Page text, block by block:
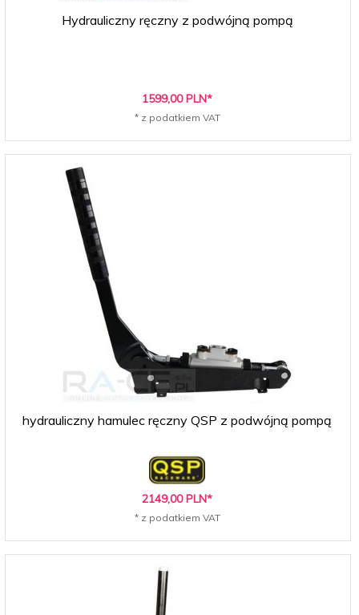
Hydrauliczny ręczny z podwójną pompą
1599,00 PLN*
* z podatkiem VAT
hydrauliczny hamulec ręczny QSP z podwójną pompą
2149,00 PLN*
* z podatkiem VAT